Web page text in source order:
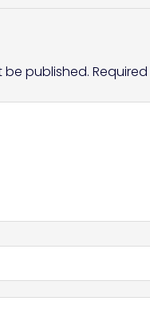
be published.